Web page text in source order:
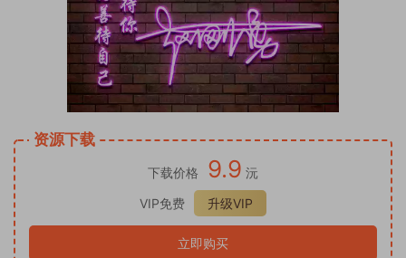
资源下载
下载价格 9.9 沅
VIP免费
升级VIP
立即购买